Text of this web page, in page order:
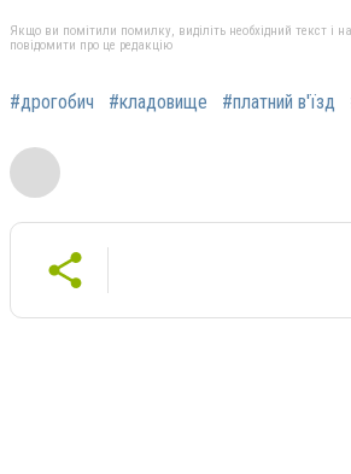
Якщо ви помітили помилку, виділіть необхідний текст і
повідомити про це редакцію
#дрогобич #кладовище #платний в'їзд